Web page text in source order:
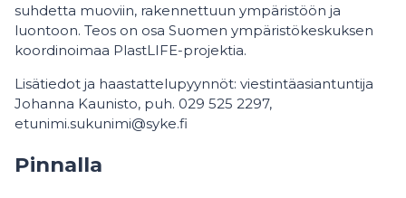
suhdetta muoviin, rakennettuun ympäristöön ja
luontoon. Teos on osa Suomen ympäristökeskuksen
koordinoimaa PlastLIFE-projektia.
Lisätiedot ja haastattelupyynnöt: viestintäasiantuntija
Johanna Kaunisto, puh. 029 525 2297,
etunimi.sukunimi@syke.fi
Pinnalla